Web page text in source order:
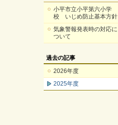
小平市立小平第六小学
校 いじめ防止基本方針
気象警報発表時の対応に
ついて
過去の記事
2026年度
2025年度